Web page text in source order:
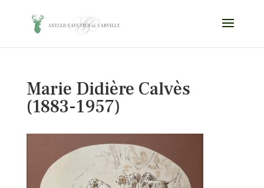
Marie Didière Calvès
(1883-1957)